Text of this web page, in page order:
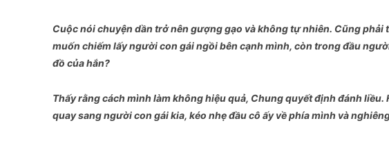
Cuộc nói chuyện dần trở nên gượng gạo và không tự nhiên. Cũng
muốn chiếm lấy người con gái ngồi bên cạnh mình, còn trong đầu
đồ của hắn?
Thấy rằng cách mình làm không hiệu quả, Chung quyết định đánh
quay sang người con gái kia, kéo nhẹ đầu cô ấy về phía mình và